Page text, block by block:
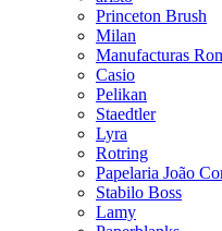
Princeton Brush
Milan
Manufacturas
Casio
Pelikan
Staedtler
Lyra
Rotring
Papelaria João
Stabilo Boss
Lamy